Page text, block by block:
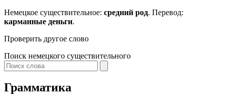
Немецкое существительное: средний род. Перевод:
карманные деньги.
Проверить другое слово
Поиск немецкого существительного
Грамматика